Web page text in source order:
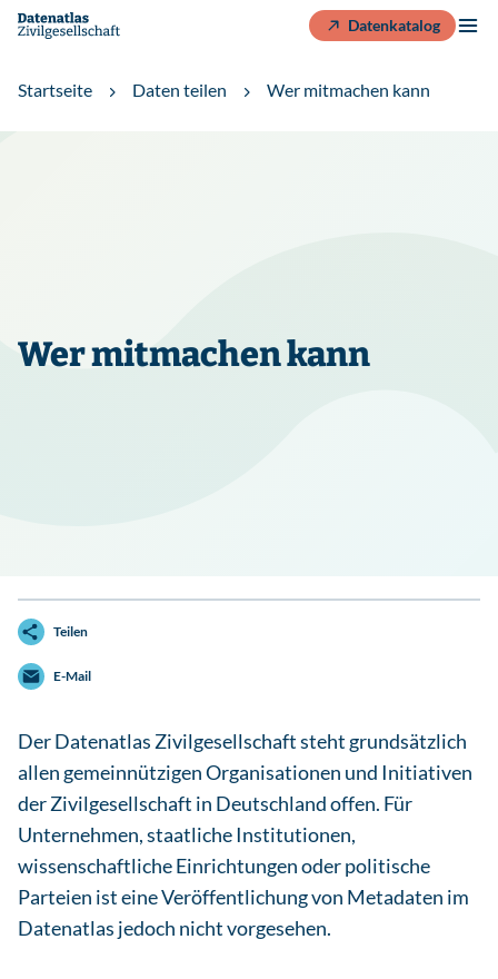
Datenkatalog
Startseite Daten teilen Wer mitmachen kann
Wer mitmachen kann
Teilen
E-Mail
Der Datenatlas Zivilgesellschaft steht grundsätzlich
allen gemeinnützigen Organisationen und Initiativen
der Zivilgesellschaft in Deutschland offen. Für
Unternehmen, staatliche Institutionen,
wissenschaftliche Einrichtungen oder politische
Parteien ist eine Veröffentlichung von Metadaten im
Datenatlas jedoch nicht vorgesehen.